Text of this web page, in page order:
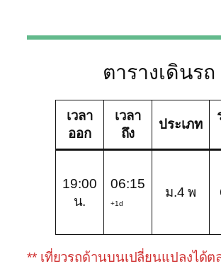
ตารางเดินรถ
เวลา
ออก
เวลา
ถึง
ประเภท
19:00
น.
06:15
+1d
ม.4 พ
** เที่ยวรถด้านบนเปลี่ยนแปลงได้ต